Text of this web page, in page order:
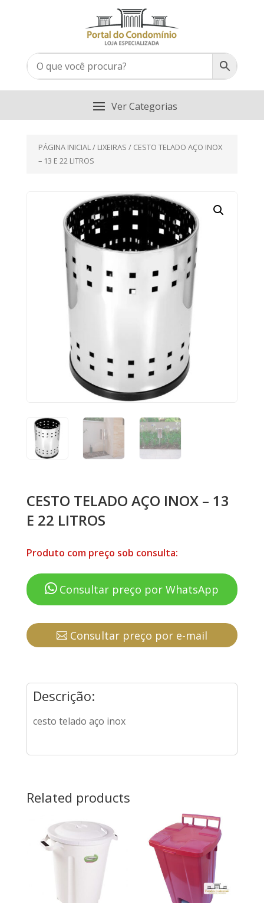
PÁGINA INICIAL / LIXEIRAS / CESTO TELADO AÇO INOX
– 13 E 22 LITROS
CESTO TELADO AÇO INOX – 13
E 22 LITROS
Produto com preço sob consulta:
Consultar preço por WhatsApp
Consultar preço por e-mail
Descrição:
cesto telado aço inox
Related products